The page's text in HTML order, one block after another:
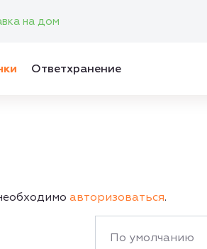
на дом
Ответхранение
авторизоваться.
По умолчанию